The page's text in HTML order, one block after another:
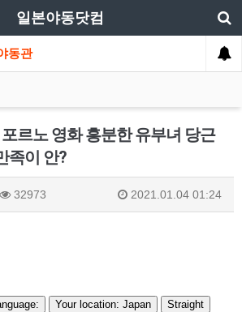
일본야동닷컴
동관
르노 영화 흥분한 유부녀 당근
족이 안?
32973 2021.01.04 01:24